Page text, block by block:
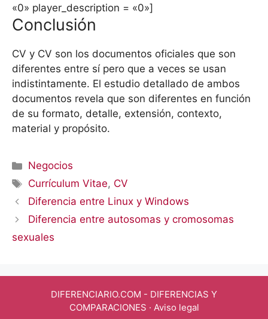
«0» player_description = «0»]
Conclusión
CV y CV son los documentos oficiales que son
diferentes entre sí pero que a veces se usan
indistintamente. El estudio detallado de ambos
documentos revela que son diferentes en función
de su formato, detalle, extensión, contexto,
material y propósito.
Categorías
Negocios
Etiquetas
Currículum Vitae, CV
Diferencia entre Linux y Windows
Diferencia entre autosomas y cromosomas
sexuales
DIFERENCIARIO.COM - DIFERENCIAS Y
COMPARACIONES · Aviso legal